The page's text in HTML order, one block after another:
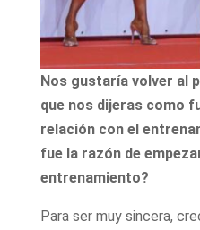
Nos gustaría volver al
que nos dijeras como
relación con el
fue la razón de
entrenamiento?
Para ser muy sincera,